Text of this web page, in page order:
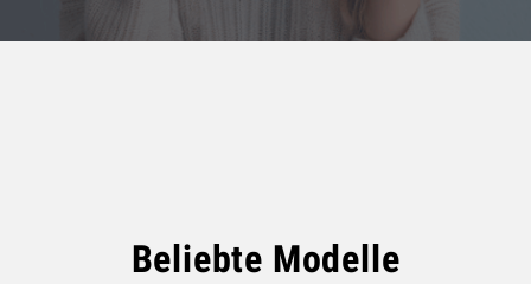
Beliebte Modelle